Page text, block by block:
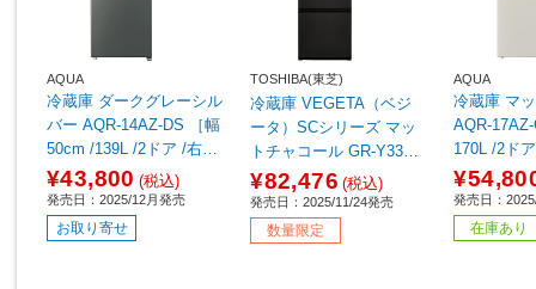
AQUA
冷蔵庫 ダークグレーシル
バー AQR-14AZ-DS ［幅
50cm /139L /2ドア /右開
きタイプ /2025年］
¥43,800 (税込)
発売日：2025/12月発売
お取り寄せ
TOSHIBA(東芝)
冷蔵庫 VEGETA（ベジ
ータ）SCシリーズ マッ
トチャコール GR-Y33SC
(KZ) ［幅60cm /326L /3
ドア /右開きタイプ /202
5年］【基本設置料金セ
ット】
¥82,476 (税込)
発売日：2025/11/24発売
数量限定
AQUA
冷蔵庫 マットグレージュ
AQR-
170L /2ド
プ /2025年
発売日：
在庫あり